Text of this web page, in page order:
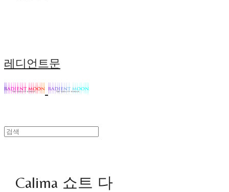
레디언트문
Calima 쇼트 다